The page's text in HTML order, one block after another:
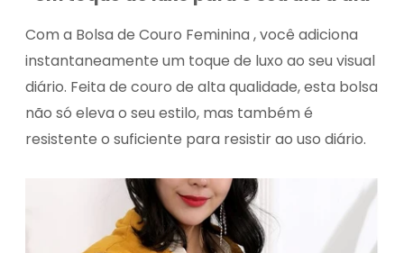
Com a Bolsa de Couro Feminina , você adiciona
instantaneamente um toque de luxo ao seu visual
diário. Feita de couro de alta qualidade, esta bolsa
não só eleva o seu estilo, mas também é
resistente o suficiente para resistir ao uso diário.